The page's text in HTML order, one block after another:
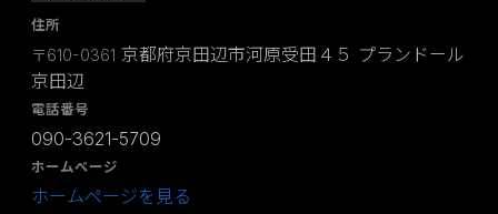
住所
〒610-0361 京都府京田辺市河原受田４５ プランドール
京田辺
電話番号
090-3621-5709
ホームページ
ホームページを見る